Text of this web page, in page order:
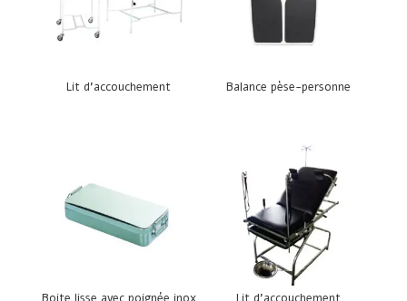
Lit d’accouchement Balance pèse-personne